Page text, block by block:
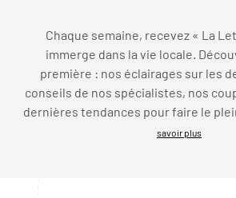
Chaque semaine, recevez « La
immerge dans la vie locale.
première : nos éclairages sur les
conseils de nos spécialistes, nos
dernières tendances pour faire le
savoir plus